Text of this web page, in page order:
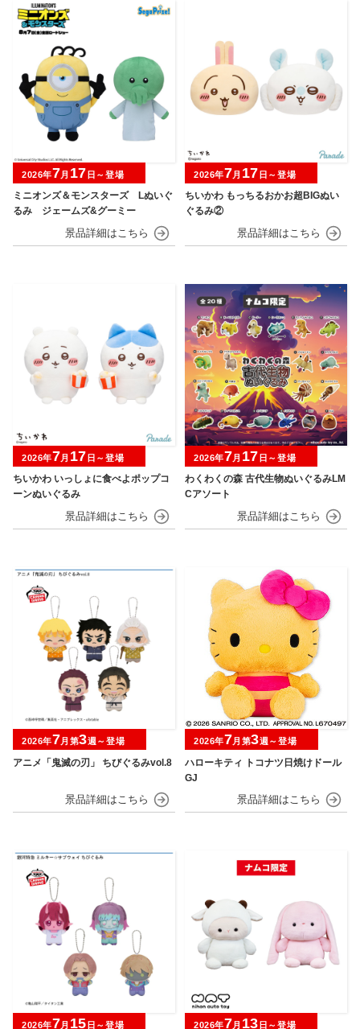
ミニオンズ＆モンスターズ Lぬいぐ
るみ ジェームズ&グーミー
2026年7月 17 日～登場
ちいかわ もっちるおかお超BIGぬい
ぐるみ②
2026年7月 17 日～登場
ちいかわ いっしょに食べよポップコ
ーンぬいぐるみ
2026年7月 17 日～登場
わくわくの森 古代生物ぬいぐるみLM
Cアソート
2026年7月 17 日～登場
アニメ「鬼滅の刃」 ちびぐるみvol.8
2026年7月第3週～登場
ハローキティ トコナツ日焼けドール
GJ
2026年7月第3週～登場
2026年7月 15 日～登場 2026年7月 13 日～登場